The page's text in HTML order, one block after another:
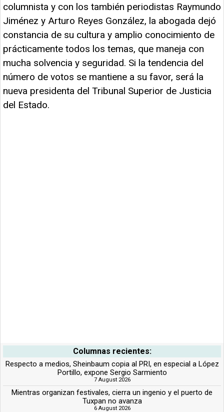
columnista y con los también periodistas Raymundo
Jiménez y Arturo Reyes González, la abogada dejó
constancia de su cultura y amplio conocimiento de
prácticamente todos los temas, que maneja con
mucha solvencia y seguridad. Si la tendencia del
número de votos se mantiene a su favor, será la
nueva presidenta del Tribunal Superior de Justicia
del Estado.
Columnas recientes:
Respecto a medios, Sheinbaum copia al PRI, en especial a López
Portillo, expone Sergio Sarmiento
7 August 2026
Mientras organizan festivales, cierra un ingenio y el puerto de
Tuxpan no avanza
6 August 2026